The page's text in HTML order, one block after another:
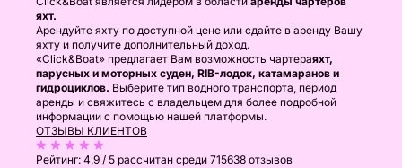
яхт.
Арендуйте яхту по доступной цене или сдайте в аренду Вашу
яхту и получите дополнительный доход.
«Click&Boat» предлагает Вам возможность чартераяхт,
парусных и моторных суден, RIB-лодок, катамаранов и
гидроциклов. Выберите тип водного транспорта, период
аренды и свяжитесь с владельцем для более подробной
информации с помощью нашей платформы.
ОТЗЫВЫ КЛИЕНТОВ
Рейтинг: 4.9 / 5 рассчитан среди 715638 отзывов